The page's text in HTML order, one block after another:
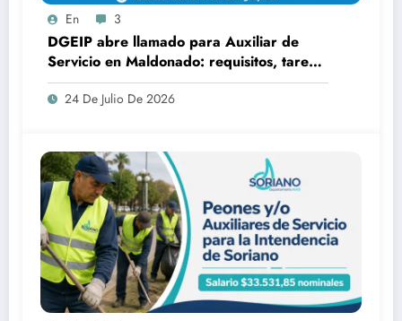
En 3
DGEIP abre llamado para Auxiliar de
Servicio en Maldonado: requisitos, tareas
y cómo postularse
24 De Julio De 2026